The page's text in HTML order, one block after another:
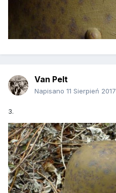
Van Pelt
Napisano 11 Sierpień 2017
3.